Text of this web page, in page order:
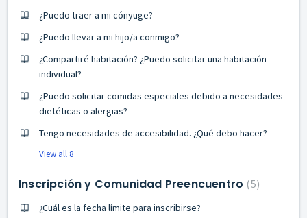
¿Puedo traer a mi cónyuge?
¿Puedo llevar a mi hijo/a conmigo?
¿Compartiré habitación? ¿Puedo solicitar una habitación
individual?
¿Puedo solicitar comidas especiales debido a necesidades
dietéticas o alergias?
Tengo necesidades de accesibilidad. ¿Qué debo hacer?
View all 8
Inscripción y Comunidad Preencuentro 5
¿Cuál es la fecha límite para inscribirse?